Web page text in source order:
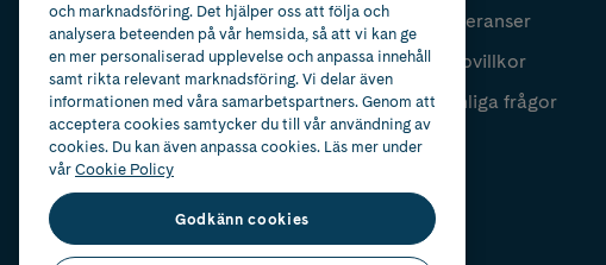
Leveranser
Köpvillkor
Vanliga frågor
och marknadsföring. Det hjälper oss att följa och
analysera beteenden på vår hemsida, så att vi kan ge
en mer personaliserad upplevelse och anpassa innehåll
samt rikta relevant marknadsföring. Vi delar även
informationen med våra samarbetspartners. Genom att
acceptera cookies samtycker du till vår användning av
cookies. Du kan även anpassa cookies. Läs mer under
vårCookie Policy
Godkänn cookies